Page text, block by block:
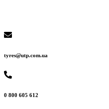
tyres@utp.com.ua
0 800 605 612